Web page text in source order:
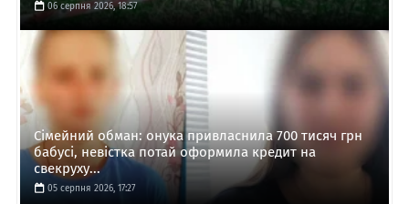
06 серпня 2026, 18:57
Сімейний обман: онука привласнила 700 тисяч грн
бабусі, невістка потай оформила кредит на
свекруху...
05 серпня 2026, 17:27